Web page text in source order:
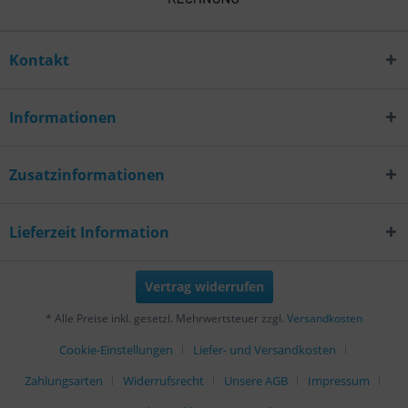
Kontakt
Informationen
Zusatzinformationen
Lieferzeit Information
Vertrag widerrufen
* Alle Preise inkl. gesetzl. Mehrwertsteuer zzgl. Versandkosten
Cookie-Einstellungen
Liefer- und Versandkosten
Zahlungsarten
Widerrufsrecht Unsere AGB
Impressum